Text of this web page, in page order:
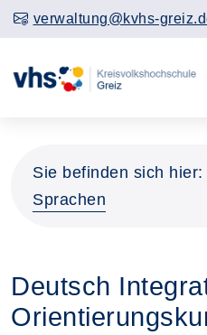
verwaltung@kvhs-
Sie befinden sich hier:
Sprachen
Deutsch